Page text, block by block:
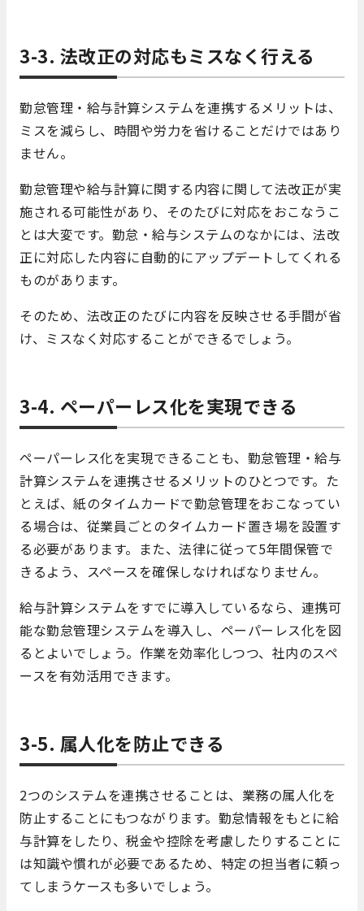
3-3. 法改正の対応もミスなく行える
勤怠管理・給与計算システムを連携するメリットは、
ミスを減らし、時間や労力を省けることだけではあり
ません。
勤怠管理や給与計算に関する内容に関して法改正が実
施される可能性があり、そのたびに対応をおこなうこ
とは大変です。勤怠・給与システムのなかには、法改
正に対応した内容に自動的にアップデートしてくれる
ものがあります。
そのため、法改正のたびに内容を反映させる手間が省
け、ミスなく対応することができるでしょう。
3-4. ペーパーレス化を実現できる
ペーパーレス化を実現できることも、勤怠管理・給与
計算システムを連携させるメリットのひとつです。た
とえば、紙のタイムカードで勤怠管理をおこなってい
る場合は、従業員ごとのタイムカード置き場を設置す
る必要があります。また、法律に従って5年間保管で
きるよう、スペースを確保しなければなりません。
給与計算システムをすでに導入しているなら、連携可
能な勤怠管理システムを導入し、ペーパーレス化を図
るとよいでしょう。作業を効率化しつつ、社内のスペ
ースを有効活用できます。
3-5. 属人化を防止できる
2つのシステムを連携させることは、業務の属人化を
防止することにもつながります。勤怠情報をもとに給
与計算をしたり、税金や控除を考慮したりすることに
は知識や慣れが必要であるため、特定の担当者に頼っ
てしまうケースも多いでしょう。